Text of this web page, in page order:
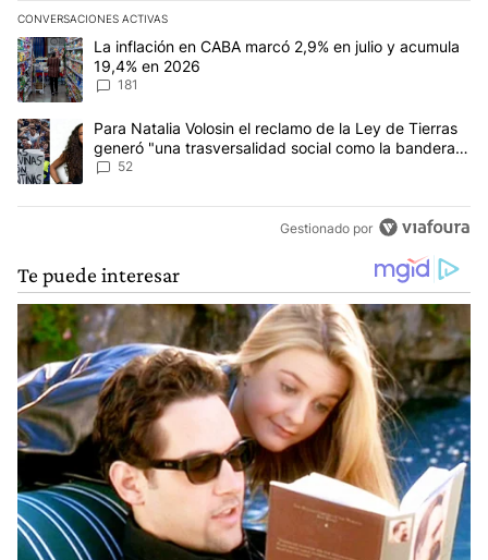
CONVERSACIONES ACTIVAS
Este listado muestra los artículos con más comentarios en los
Un artículo de tendencia con el título "La inflación en CABA
La inflación en CABA marcó 2,9% en julio y acumula
19,4% en 2026
181
Un artículo de tendencia con el título "Para Natalia Volosin el
Para Natalia Volosin el reclamo de la Ley de Tierras
generó "una trasversalidad social como la bandera
de Malvinas"
52
Gestionado por